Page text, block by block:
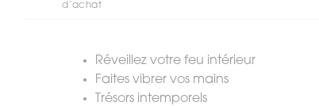
d’achat
Réveillez votre feu intérieur
Faites vibrer vos mains
Trésors intemporels